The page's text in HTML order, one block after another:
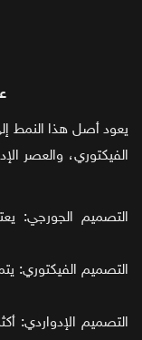
يعود أصل هذا النمط
الفيكتوري، والعصر